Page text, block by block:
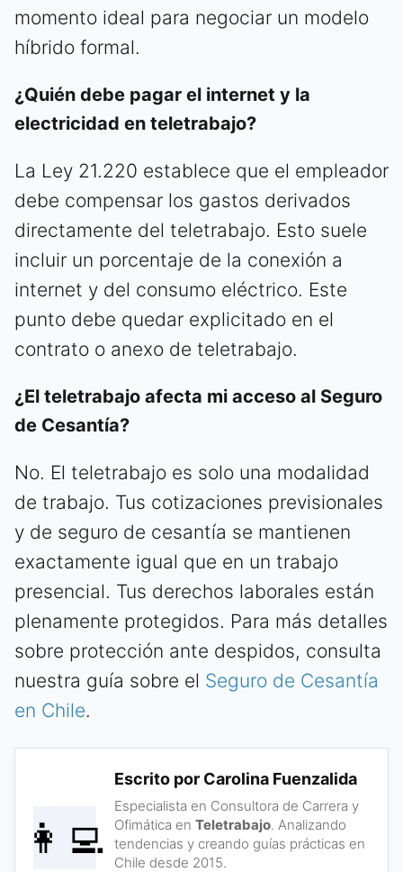
momento ideal para negociar un modelo
híbrido formal.
¿Quién debe pagar el internet y la
electricidad en teletrabajo?
La Ley 21.220 establece que el empleador
debe compensar los gastos derivados
directamente del teletrabajo. Esto suele
incluir un porcentaje de la conexión a
internet y del consumo eléctrico. Este
punto debe quedar explicitado en el
contrato o anexo de teletrabajo.
¿El teletrabajo afecta mi acceso al Seguro
de Cesantía?
No. El teletrabajo es solo una modalidad
de trabajo. Tus cotizaciones previsionales
y de seguro de cesantía se mantienen
exactamente igual que en un trabajo
presencial. Tus derechos laborales están
plenamente protegidos. Para más detalles
sobre protección ante despidos, consulta
nuestra guía sobre el Seguro de Cesantía
en Chile.
👩‍💻
Escrito por Carolina Fuenzalida
Especialista en Consultora de Carrera y
Ofimática en Teletrabajo. Analizando
tendencias y creando guías prácticas en
Chile desde 2015.